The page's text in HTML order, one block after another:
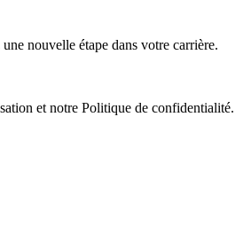
nouvelle étape dans votre carrière.
et notre Politique de confidentialité.